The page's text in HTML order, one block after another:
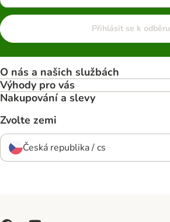
Přihlásit se k odběru
O nás a našich službách
Výhody pro vás
Nakupování a slevy
Zvolte zemi
Česká republika / cs